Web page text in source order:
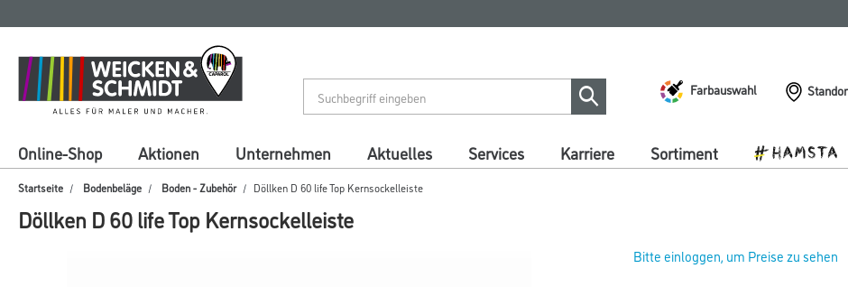
springen
springen
Farbauswahl
Online-Shop Aktionen Unternehmen Aktuelles Services Karriere Sortiment
Startseite Bodenbeläge Boden - Zubehör Döllken D 60 life Top Kernsockelleiste
Döllken D 60 life Top Kernsockelleiste
Bitte einloggen, um Preise zu sehen